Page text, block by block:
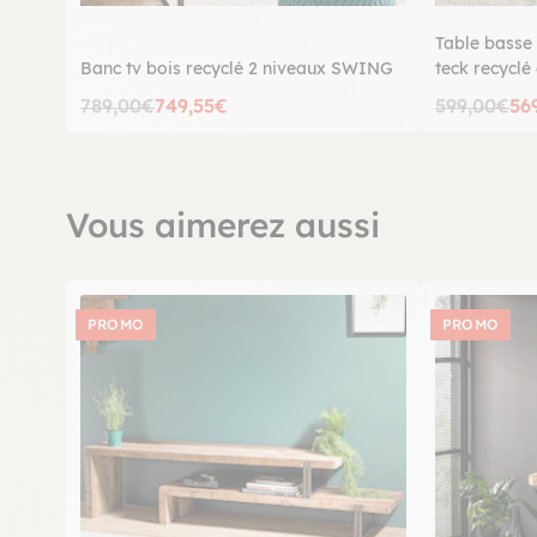
Banc tv bois recyclé 2 niveaux SWING
789,00€749,55€
Table
teck recyclé
599,00€
Vous aimerez aussi
PROMO PROMO